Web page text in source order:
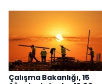
Çalışma Bakanlığı, 15